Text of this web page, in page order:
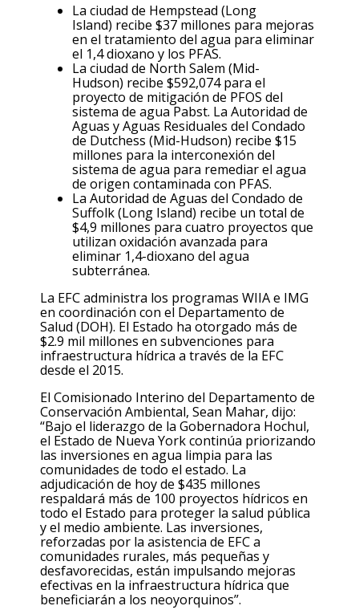
La ciudad de Hempstead (Long
Island) recibe $37 millones para mejoras
en el tratamiento del agua para eliminar
el 1,4dioxano y los PFAS.
La ciudad de North Salem (Mid-
Hudson) recibe $592,074 para el
proyecto de mitigación de PFOS del
sistema de agua Pabst. La Autoridad de
Aguas y Aguas Residuales delCondado
de Dutchess (Mid-Hudson) recibe $15
millones para la interconexión del
sistema de agua para remediar el agua
de origen contaminada con PFAS.
La Autoridad de Aguas del Condado de
Suffolk (Long Island) recibe un total de
$4,9 millones para cuatro proyectos que
utilizan oxidación avanzada para
eliminar 1,4-dioxano del agua
subterránea.
La EFC administra los programas WIIA e IMG
en coordinación con el Departamento de
Salud (DOH). El Estado ha otorgado más de
$2.9 mil millones en subvenciones para
infraestructura hídrica a través de la EFC
desde el 2015.
El Comisionado Interino del Departamento de
Conservación Ambiental, Sean Mahar, dijo:
“Bajo el liderazgo de la Gobernadora Hochul,
el Estado de Nueva York continúa priorizando
las inversiones en agua limpia para las
comunidades de todo el estado. La
adjudicación de hoy de $435 millones
respaldará más de 100 proyectos hídricos en
todo el Estado para proteger la salud pública
y el medio ambiente. Las inversiones,
reforzadas por la asistencia de EFC a
comunidades rurales, más pequeñas y
desfavorecidas, están impulsando mejoras
efectivas en la infraestructura hídrica que
beneficiarán a los neoyorquinos”.